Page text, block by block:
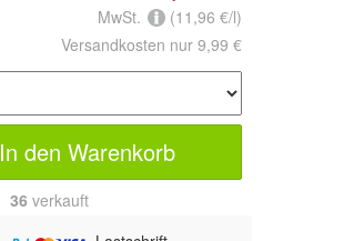
MwSt.
(11,96 €/l)
Versandkosten nur 9,99 €
In den Warenkorb
36 verkauft